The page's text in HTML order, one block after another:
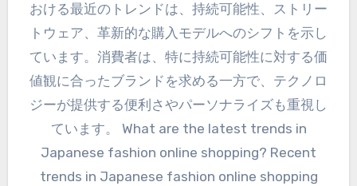
おける最近のトレンドは、持続可能性、ストリー
トウェア、革新的な購入モデルへのシフトを示し
ています。消費者は、特に持続可能性に対する価
値観に合ったブランドを求める一方で、テクノロ
ジーが提供する便利さやパーソナライズも重視し
ています。 What are the latest trends in
Japanese fashion online shopping? Recent
trends in Japanese fashion online shopping